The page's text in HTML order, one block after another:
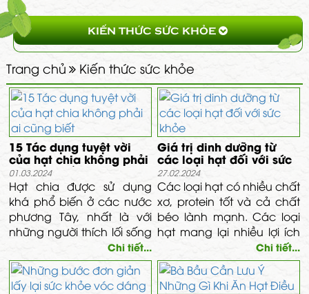
KIẾN THỨC SỨC KHỎE
Trang chủ Kiến thức sức khỏe
15 Tác dụng tuyệt vời
của hạt chia không phải
ai cũng biết
01.03.2024
Hạt chia được sử dụng
khá phổ biến ở các nước
phương Tây, nhất là với
những người thích lối sống
lành mạnh... và đã được
du nhập vào Việt Nam
trong thời gian gần đây.
Chi tiết...
Giá trị dinh dưỡng từ
các loại hạt đối với sức
khỏe
27.02.2024
Các loại hạt có nhiều chất
xơ, protein tốt và cả chất
béo lành mạnh. Các loại
hạt mang lại nhiều lợi ích
sức khỏe khác nhau - đặc
biệt là giảm các nguy cơ
dẫn đến mắc về bệnh tim.
Chi tiết...